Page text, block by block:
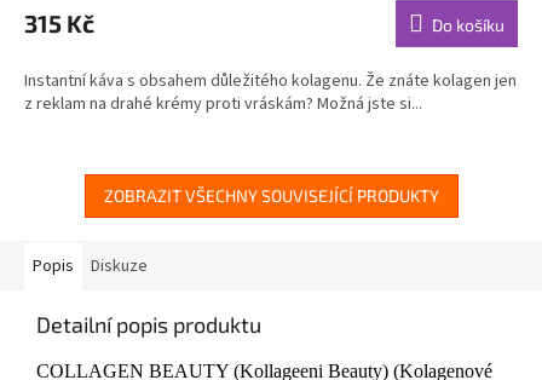
produktu
je
z
5
315 Kč Do košíku
Instantní káva s obsahem důležitého kolagenu. Že znáte kolagen jen
z reklam na drahé krémy proti vráskám? Možná jste si...
ZOBRAZIT VŠECHNY SOUVISEJÍCÍ PRODUKTY
Popis Diskuze
Detailní popis produktu
COLLAGEN BEAUTY (Kollageeni Beauty) (Kolagenové